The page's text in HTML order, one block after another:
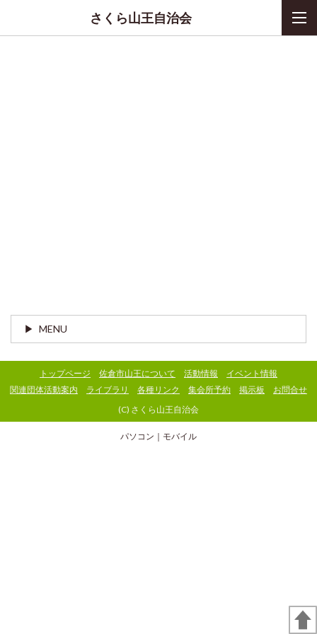
さくら山王自治会
MENU
(C) さくら山王自治会
トップページ 佐倉市山王について 活動情報
イベント情報
関連団体活動案内
ライブラリ 各種リンク 集会所予約 掲示板 お問合せ
パソコン ｜モバイル